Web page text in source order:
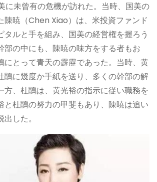
に未曾有の危機が訪れた。当時、国美の
陳暁（Chen Xiao）は、米投資ファンド
タルと手を組み、国美の経営権を握ろう
部の中にも、陳暁の味方をする者もお
にとって青天の霹靂であった。当時、黄
鵑に幾度か手紙を送り、多くの幹部の解
方、杜鵑は、黄光裕の指示に従い職務を
と杜鵑の努力の甲斐もあり、陳暁は追い
出した。